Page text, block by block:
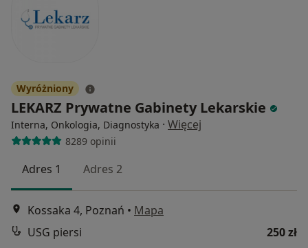
Wyróżniony
LEKARZ Prywatne Gabinety Lekarskie
Interna, Onkologia, Diagnostyka · Więcej
8289 opinii
Adres 1 Adres 2
Kossaka 4, Poznań • Mapa
USG piersi
250 zł